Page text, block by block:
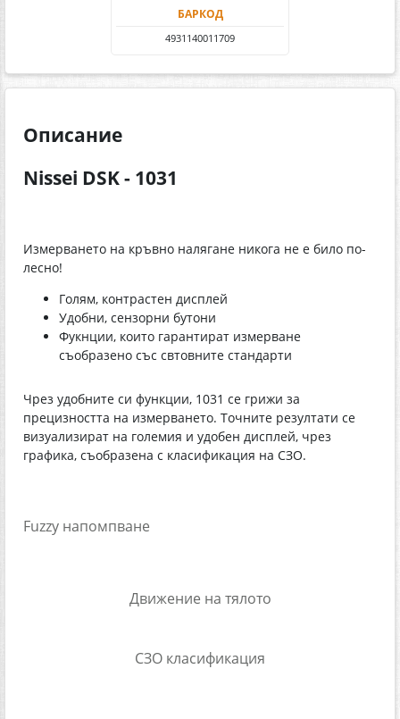
БАРКОД
4931140011709
Описание
Nissei DSK - 1031
Измерването на кръвно налягане никога не е било по-
лесно!
Голям, контрастен дисплей
Удобни, сензорни бутони
Фукнции, които гарантират измерване
съобразено със свтовните стандарти
Чрез удобните си функции, 1031 се грижи за
прецизността на измерването. Точните резултати се
визуализират на големия и удобен дисплей, чрез
графика, съобразена с класификация на СЗО.
Fuzzy напомпване
Движение на тялото
СЗО класификация